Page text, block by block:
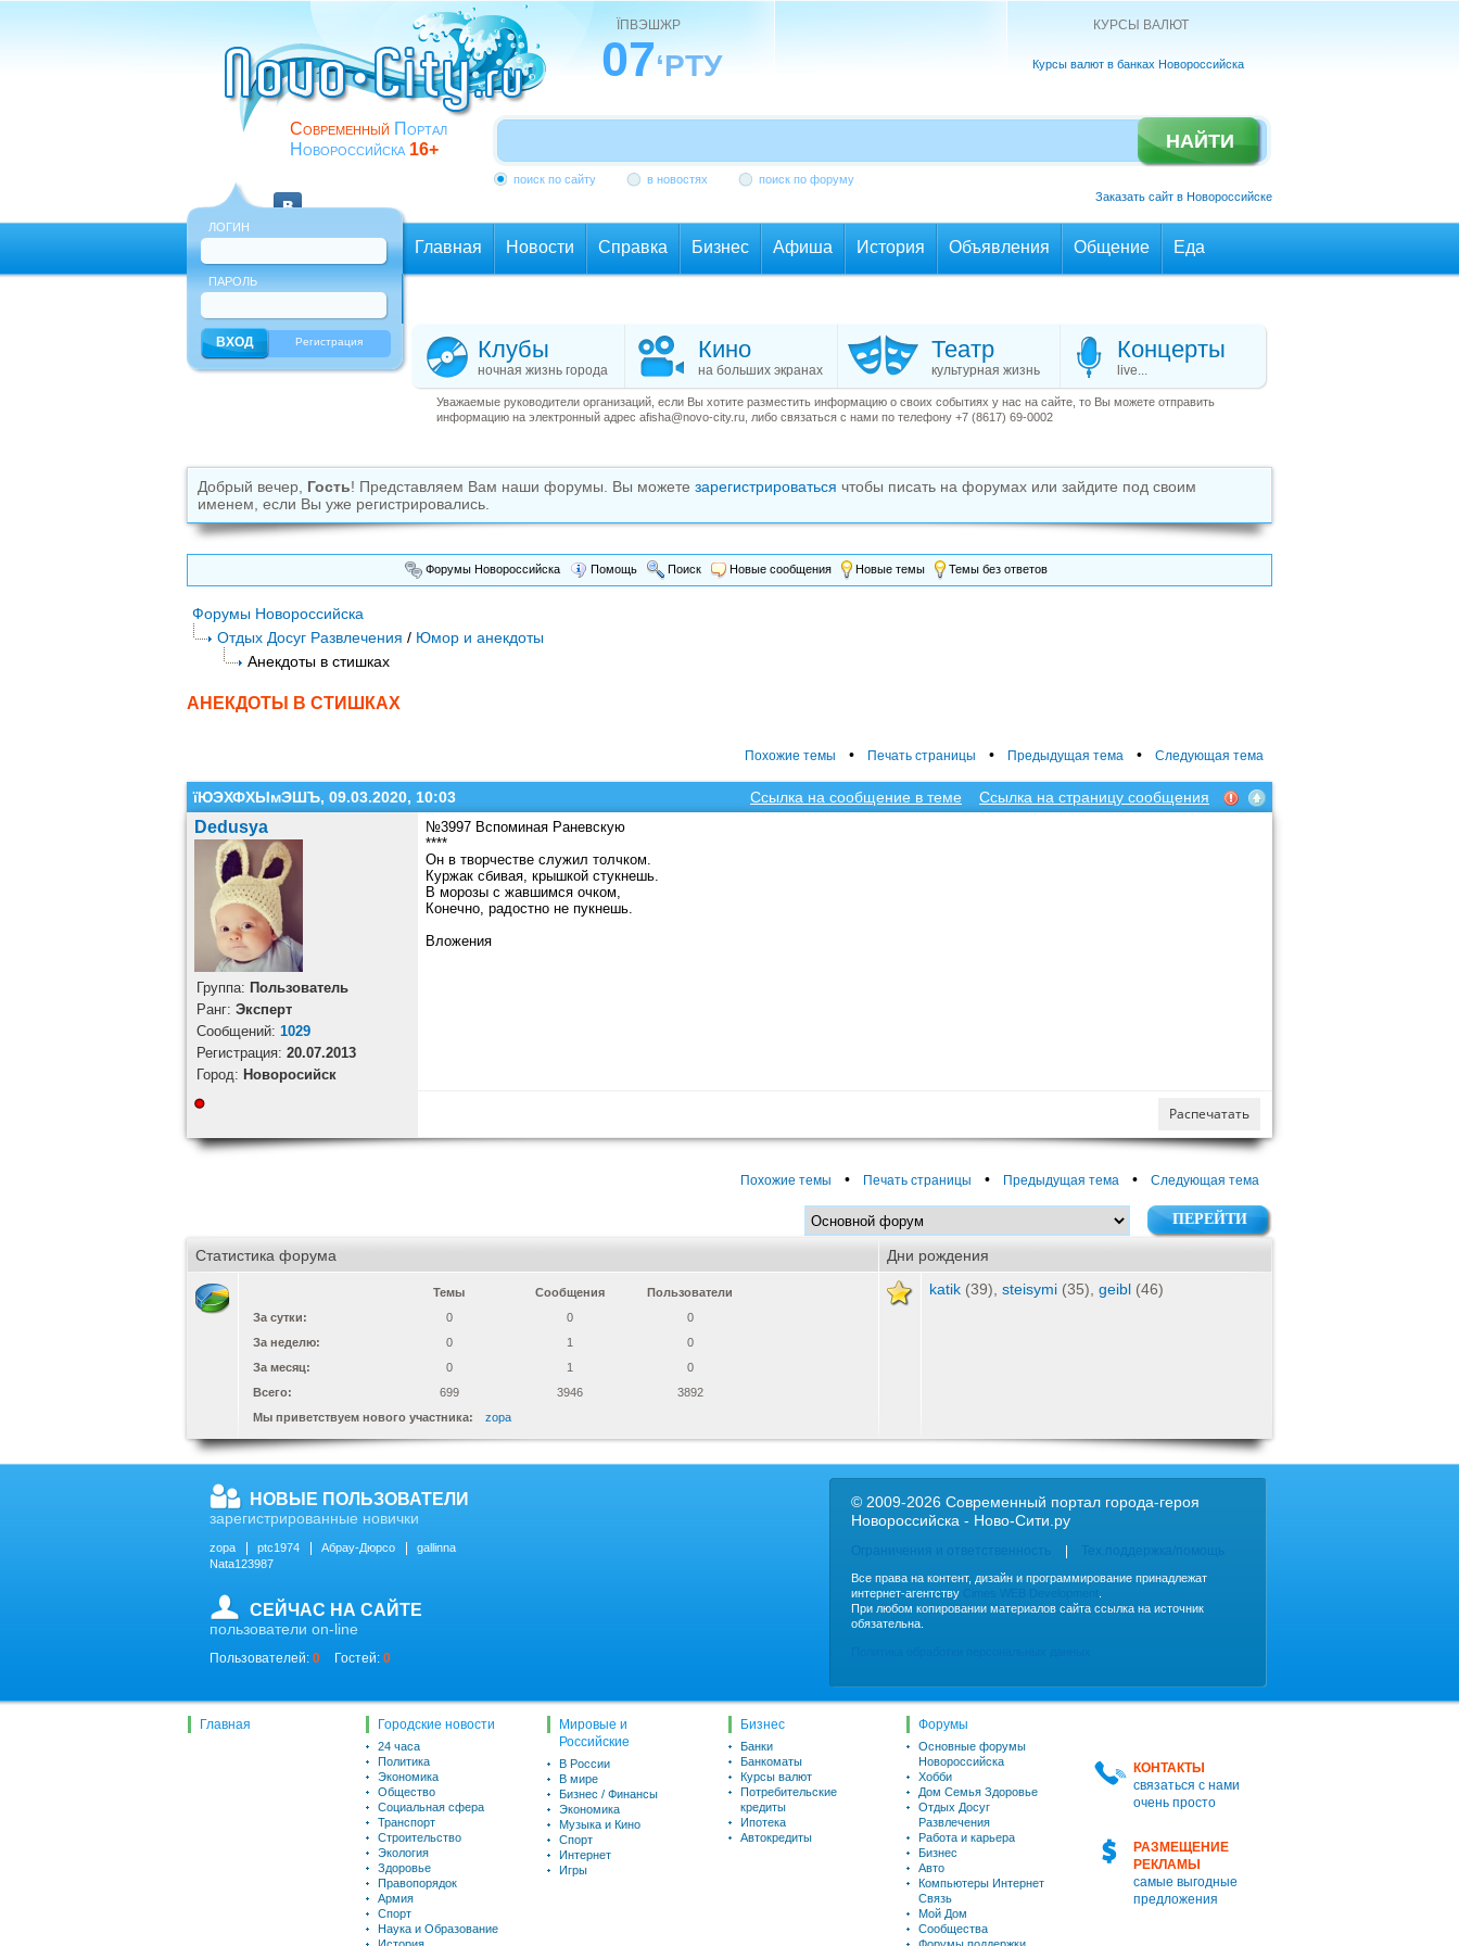
Современный Портал
Новороссийска 16+
ЇПВЭШЖР
07‘РТУ
КУРСЫ ВАЛЮТ
Курсы валют в банках Новороссийска
поиск по сайту в новостях
поиск по форуму
Заказать сайт в Новороссийске
ЛОГИН
ПАРОЛЬ
Регистрация
Главная Новости Справка Бизнес Афиша История Объявления Общение Еда
Клубы
ночная жизнь города
Кино
на больших экранах
Театр
культурная жизнь
Концерты
live...
Уважаемые руководители организаций, если Вы хотите разместить информацию о своих событиях у нас на сайте, то Вы можете отправить
информацию на электронный адрес afisha@novo-city.ru, либо связаться с нами по телефону +7 (8617) 69-0002
Добрый вечер, Гость! Представляем Вам наши форумы. Вы можете зарегистрироваться чтобы писать на форумах или зайдите под своим
именем, если Вы уже регистрировались.
Форумы Новороссийска Помощь Поиск Новые сообщения Новые темы Темы без ответов
Форумы Новороссийска
Отдых Досуг Развлечения / Юмор и анекдоты
Анекдоты в стишках
АНЕКДОТЫ В СТИШКАХ
Похожие темы • Печать страницы • Предыдущая тема • Следующая тема
Ссылка на сообщение в теме Ссылка на страницу сообщения
їЮЭХФХЫмЭШЪ, 09.03.2020, 10:03
Dedusya
Группа: Пользователь
Ранг: Эксперт
Cообщений: 1029
Регистрация: 20.07.2013
Город: Новоросийск
№3997 Вспоминая Раневскую
****
Он в творчестве служил толчком.
Куржак сбивая, крышкой стукнешь.
В морозы с жавшимся очком,
Конечно, радостно не пукнешь.
Вложения
Распечатать
Похожие темы • Печать страницы • Предыдущая тема • Следующая тема
Статистика форума Дни рождения
Темы Сообщения
Пользователи
За сутки:
0 0
0
За неделю:
0 1
0
За месяц:
0 1
0
Всего:
699 3946
3892
Мы приветствуем нового участника:
zopa
katik (39), steisymi (35), geibl (46)
© 2009-2026 Современный портал города-героя
Новороссийска - Ново-Сити.ру
Все права на контент, дизайн и программирование принадлежат
интернет-агентству
При любом копировании материалов сайта ссылка на источник
обязательна.
НОВЫЕ ПОЛЬЗОВАТЕЛИ
зарегистрированные новички
zopa ptc1974 Абрау-Дюрсо
gallinna
Nata123987
СЕЙЧАС НА САЙТЕ
пользователи on-line
Пользователей: 0 Гостей: 0
КОНТАКТЫ
связаться с нами
очень просто
РАЗМЕЩЕНИЕ
РЕКЛАМЫ
самые выгодные
предложения
Главная Городские новости
24 часа
Политика
Экономика
Общество
Социальная сфера
Транспорт
Строительство
Экология
Здоровье
Правопорядок
Армия
Спорт
Наука и Образование
Мировые и
Российские
В России
В мире
Бизнес / Финансы
Экономика
Музыка и Кино
Спорт
Интернет
Игры
Бизнес
Банки
Банкоматы
Курсы валют
Потребительские
кредиты
Ипотека
Автокредиты
Форумы
Основные форумы
Новороссийска
Хобби
Дом Семья Здоровье
Отдых Досуг
Развлечения
Работа и карьера
Бизнес
Авто
Компьютеры Интернет
Связь
Мой Дом
Сообщества